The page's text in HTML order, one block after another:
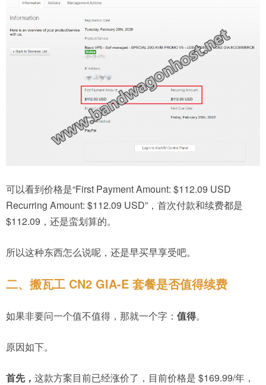
可以看到价格是“First Payment Amount: $112.09 USD
Recurring Amount: $112.09 USD”，首次付款和续费都是
$112.09，还是蛮划算的。
所以这种东西怎么说呢，还是早买早享受吧。
二、搬瓦工 CN2 GIA-E 套餐是否值得续费
如果非要问一个值不值得，那就一个字： 值得。
原因如下。
首先， 这款方案目前已经涨价了，目前价格是 $169.99/年，